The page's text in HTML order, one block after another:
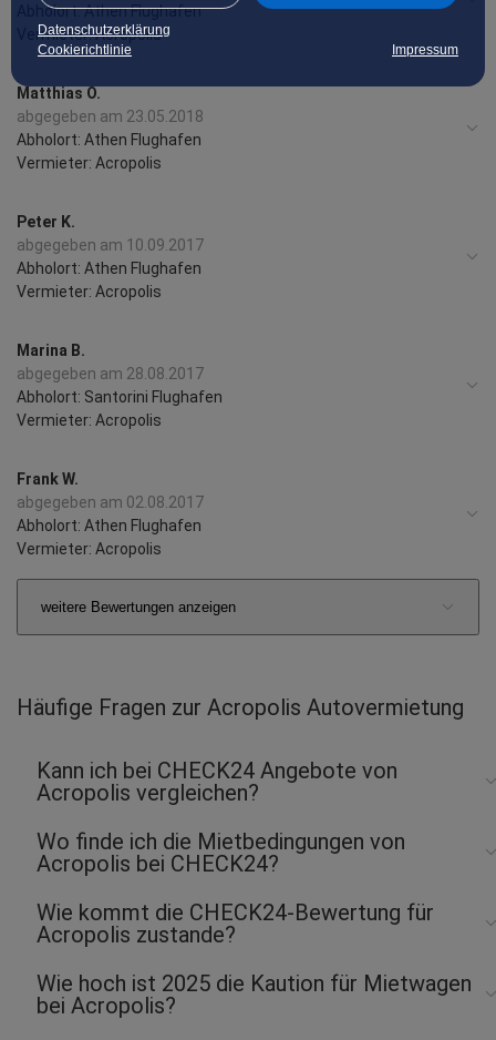
Datenschutzerklärung
Cookierichtlinie
Impressum
Abholort: Athen Flughafen
Vermieter: Acropolis
Matthias O.
abgegeben am 23.05.2018
Abholort: Athen Flughafen
Vermieter: Acropolis
Peter K.
abgegeben am 10.09.2017
Abholort: Athen Flughafen
Vermieter: Acropolis
Marina B.
abgegeben am 28.08.2017
Abholort: Santorini Flughafen
Vermieter: Acropolis
Frank W.
abgegeben am 02.08.2017
Abholort: Athen Flughafen
Vermieter: Acropolis
Herbert S.
abgegeben am 23.09.2016
abgegeben am 18.06.2016
Abholort: Athen
Vermieter: Acropolis
Armin S.
Abholort: Athen
Vermieter: Acropolis
Franjo K.
abgegeben am 07.10.2015
weitere Bewertungen anzeigen
Häufige Fragen zur Acropolis Autovermietung
Kann ich bei CHECK24 Angebote von
Acropolis vergleichen?
Wo finde ich die Mietbedingungen von
Acropolis bei CHECK24?
Wie kommt die CHECK24-Bewertung für
Acropolis zustande?
Wie hoch ist 2025 die Kaution für Mietwagen
bei Acropolis?